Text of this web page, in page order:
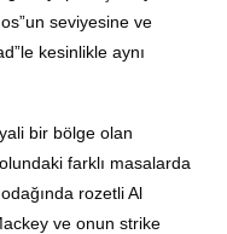
seviyesine ve
kesinlikle aynı
bir bölge olan
farklı masalarda
rozetli Al
ve onun strike